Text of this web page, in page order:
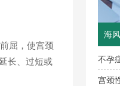
屈，使宫颈
长、过短或
海
不孕
宫颈